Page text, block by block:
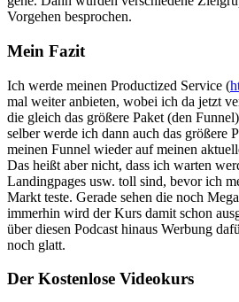
Vorgehen besprochen.
Mein Fazit
Ich werde meinen Productized Service (
mal weiter anbieten, wobei ich da jetzt
die gleich das größere Paket (den
selber werde ich dann auch das größere
meinen Funnel wieder auf meinen
Das heißt aber nicht, dass ich warten
Landingpages usw. toll sind, bevor ich
Markt teste. Gerade sehen die noch
immerhin wird der Kurs damit schon
über diesen Podcast hinaus Werbung
noch glatt.
Der Kostenlose Videokurs